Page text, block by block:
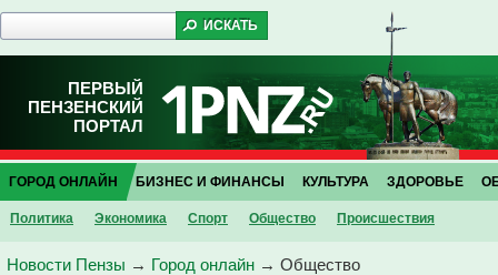
ПЕРВЫЙ
ПЕНЗЕНСКИЙ
ПОРТАЛ
ГОРОД ОНЛАЙН
Политика Экономика Спорт Общество Проиcшествия
БИЗНЕС И ФИНАНСЫ КУЛЬТУРА ЗДОРОВЬЕ
Новости Пензы → Город онлайн → Общество